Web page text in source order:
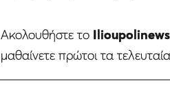
Ακολουθήστε το
μαθαίνετε πρώτοι τα